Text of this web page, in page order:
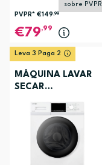
sobre PVPR
PVPR* €149,99
79,99
Leva 3 Paga 2
MÁQUINA LAVAR
SECAR
EC3107BR